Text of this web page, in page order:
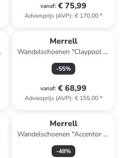
vanaf: € 75,99
Adviesprijs (AVP): € 170,00*
Merrell
Wandelschoenen "Claypool 2"
grijs
-55%
vanaf: € 68,99
Adviesprijs (AVP): € 155,00*
Merrell
Wandelschoenen "Accentor 3"
grijs/fuchsia
-48%